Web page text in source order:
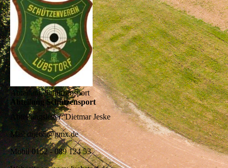
Abteilung Schützensport
Abteilung Schützensport
Abteilungsleiter:Dietmar Jeske
Maildije65@gmx.de
Mobil0152 - 089 124 53